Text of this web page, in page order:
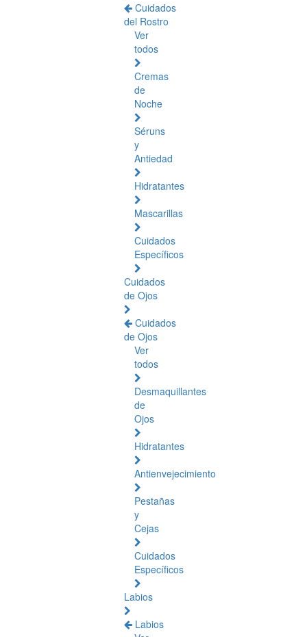
Cuidados
del Rostro
Ver
todos
Cremas
de
Noche
Séruns
y
Antiedad
Hidratantes
Mascarillas
Cuidados
Específicos
Cuidados
de Ojos
Cuidados
de Ojos
Ver
todos
Desmaquillantes
de
Ojos
Hidratantes
Antienvejecimiento
Pestañas
y
Cejas
Cuidados
Específicos
Labios
Labios